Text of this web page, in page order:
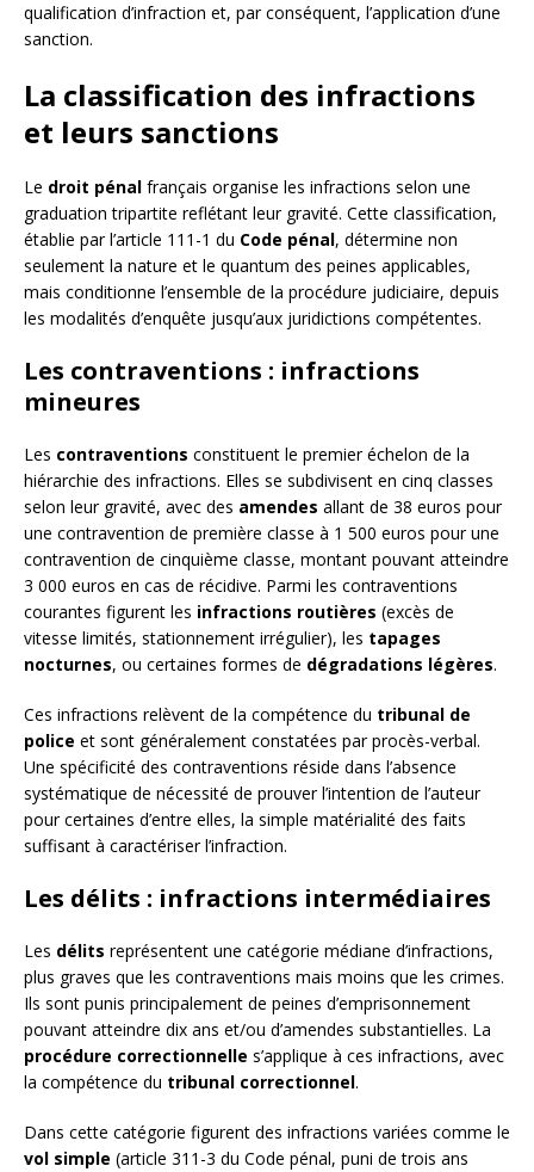
qualification d’infraction et, par conséquent, l’application d’une
sanction.
La classification des infractions
et leurs sanctions
Le droit pénal français organise les infractions selon une
graduation tripartite reflétant leur gravité. Cette classification,
établie par l’article 111-1 du Code pénal, détermine non
seulement la nature et le quantum des peines applicables,
mais conditionne l’ensemble de la procédure judiciaire, depuis
les modalités d’enquête jusqu’aux juridictions compétentes.
Les contraventions : infractions
mineures
Les contraventions constituent le premier échelon de la
hiérarchie des infractions. Elles se subdivisent en cinq classes
selon leur gravité, avec des amendes allant de 38 euros pour
une contravention de première classe à 1 500 euros pour une
contravention de cinquième classe, montant pouvant atteindre
3 000 euros en cas de récidive. Parmi les contraventions
courantes figurent les infractions routières (excès de
vitesse limités, stationnement irrégulier), les tapages
nocturnes, ou certaines formes de dégradations légères.
Ces infractions relèvent de la compétence du tribunal de
police et sont généralement constatées par procès-verbal.
Une spécificité des contraventions réside dans l’absence
systématique de nécessité de prouver l’intention de l’auteur
pour certaines d’entre elles, la simple matérialité des faits
suffisant à caractériser l’infraction.
Les délits : infractions intermédiaires
Les délits représentent une catégorie médiane d’infractions,
plus graves que les contraventions mais moins que les crimes.
Ils sont punis principalement de peines d’emprisonnement
pouvant atteindre dix ans et/ou d’amendes substantielles. La
procédure correctionnelle s’applique à ces infractions, avec
la compétence du tribunal correctionnel.
Dans cette catégorie figurent des infractions variées comme le
vol simple (article 311-3 du Code pénal, puni de trois ans